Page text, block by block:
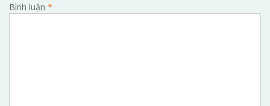
Bình luận *